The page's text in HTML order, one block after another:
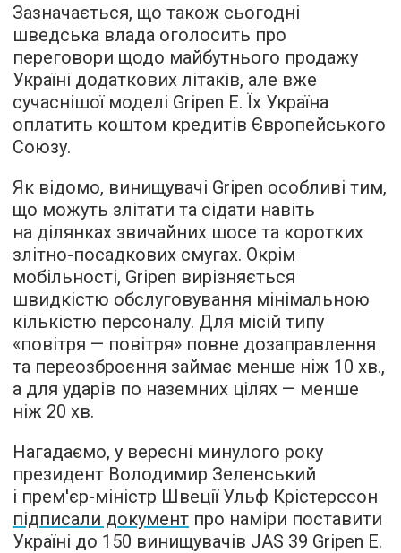
Зазначається, що також сьогодні
шведська влада оголосить про
переговори щодо майбутнього продажу
Україні додаткових літаків, але вже
сучаснішої моделі Gripen E. Їх Україна
оплатить коштом кредитів Європейського
Союзу.
Як відомо, винищувачі Gripen особливі тим,
що можуть злітати та сідати навіть
на ділянках звичайних шосе та коротких
злітно-посадкових смугах. Окрім
мобільності, Gripen вирізняється
швидкістю обслуговування мінімальною
кількістю персоналу. Для місій типу
«повітря — повітря» повне дозаправлення
та переозброєння займає менше ніж 10 хв.,
а для ударів по наземних цілях — менше
ніж 20 хв.
Нагадаємо, у вересні минулого року
президент Володимир Зеленський
і прем'єр-міністр Швеції Ульф Крістерссон
підписали документ про наміри поставити
Україні до 150 винищувачів JAS 39 Gripen E.